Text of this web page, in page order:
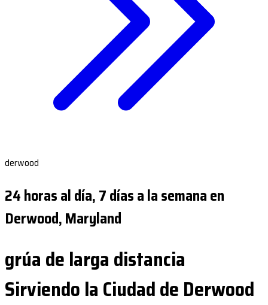
derwood
24 horas al día, 7 días a la semana en
Derwood, Maryland
grúa de larga distancia
Sirviendo la Ciudad de Derwood